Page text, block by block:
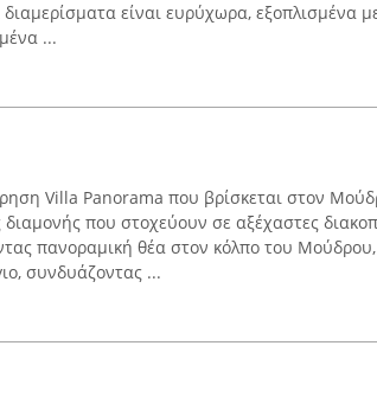
είναι ευρύχωρα, εξοπλισμένα
...
Villa Panorama που βρίσκεται στον
διαμονής που στοχεύουν σε αξέχαστες
πανοραμική θέα στον κόλπο του
συνδυάζοντας ...